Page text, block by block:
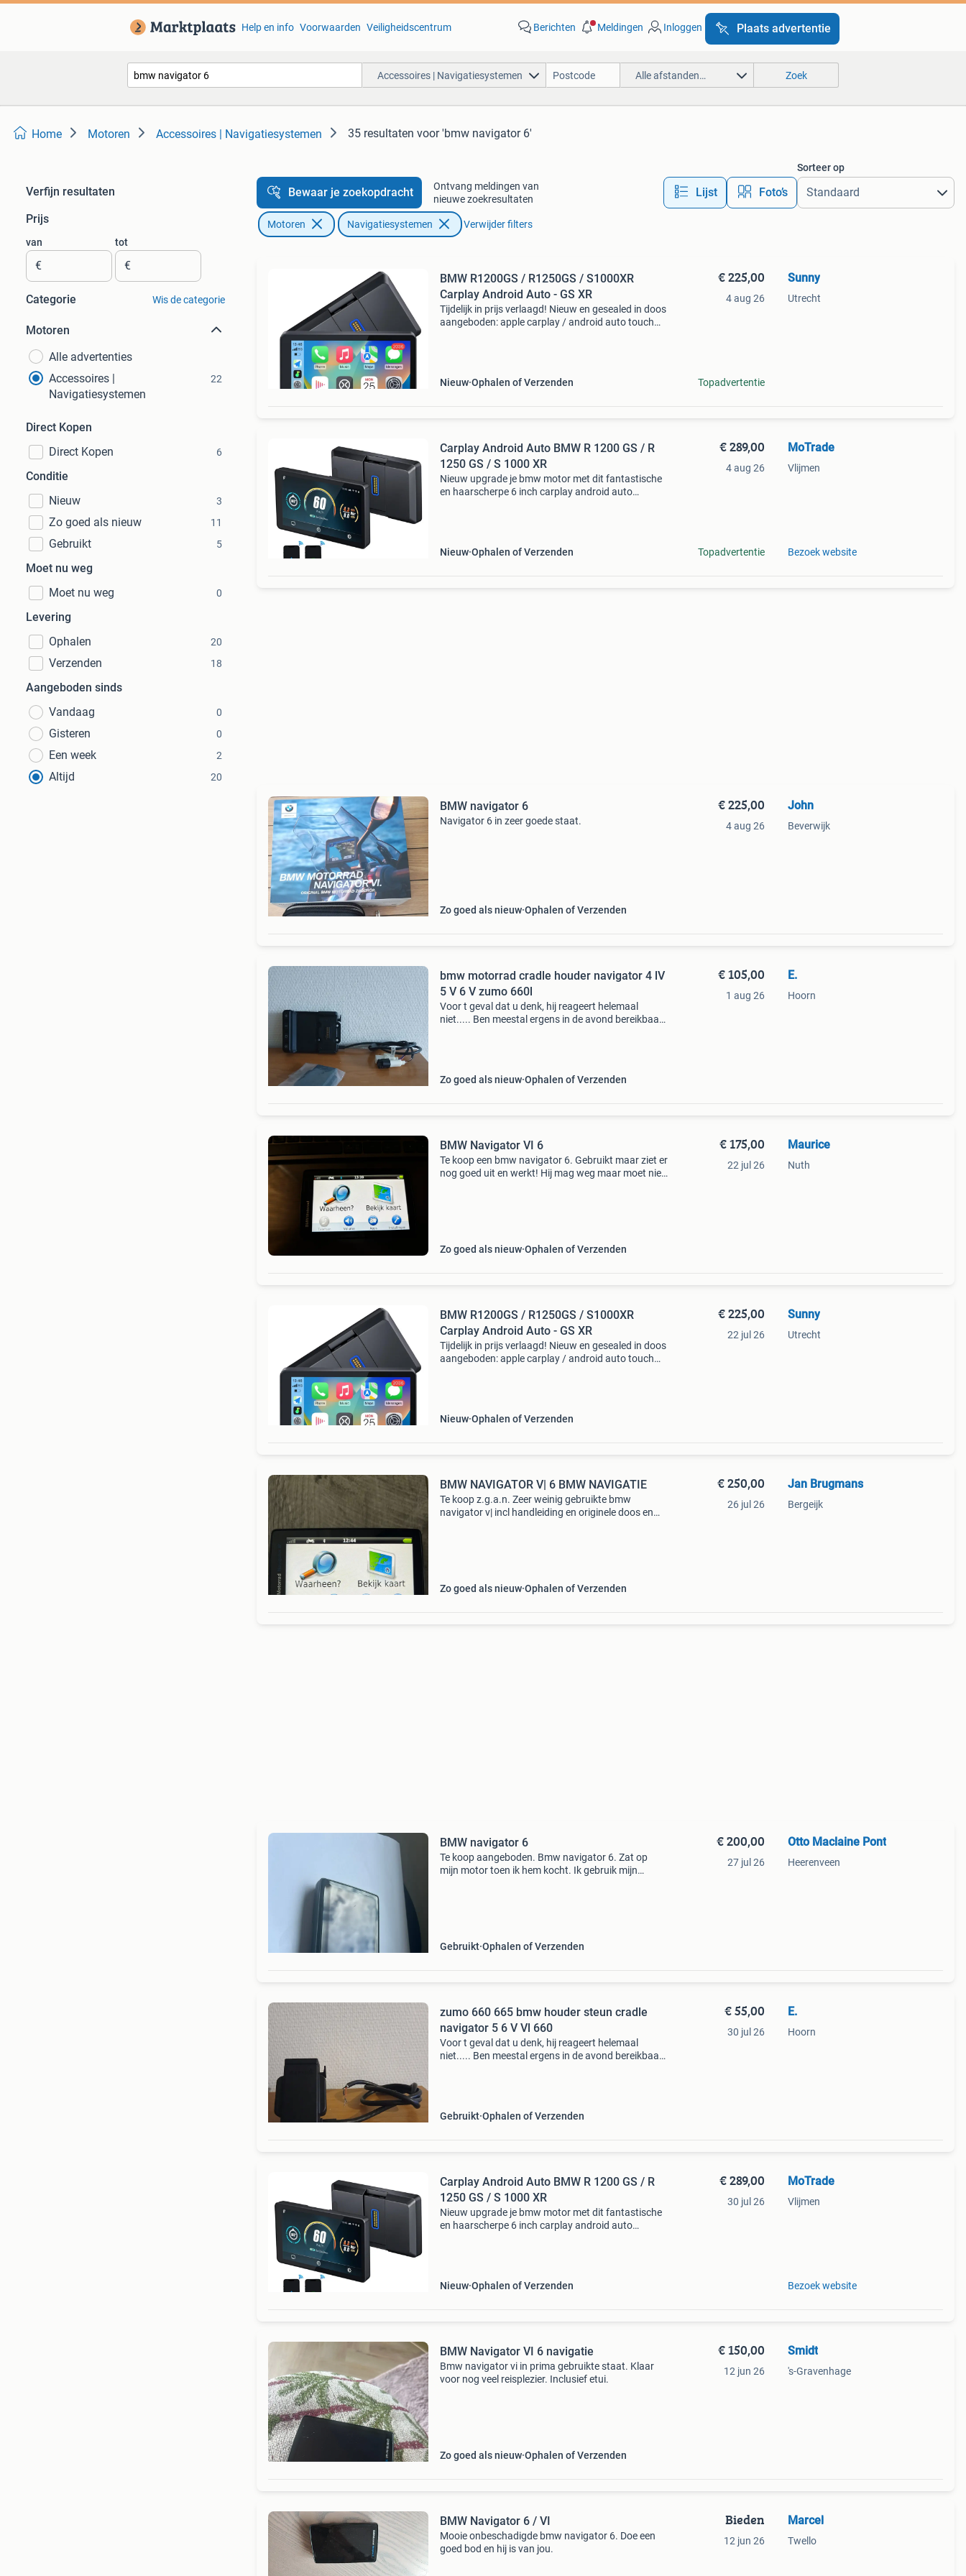
Help en info Voorwaarden Veiligheidscentrum Berichten Meldingen Inloggen Plaats advertentie
Accessoires | Navigatiesystemen Alle afstanden… Zoek
Home Motoren Accessoires | Navigatiesystemen 35 resultaten voor 'bmw navigator 6'
Verfijn resultaten
Prijs
van
€
tot
€
Categorie Wis de categorie
Motoren
Alle advertenties
Accessoires |
Navigatiesystemen
22
Direct Kopen
Direct Kopen
6
Conditie
Nieuw
3
Zo goed als nieuw 11
Gebruikt 5
Moet nu weg
Moet nu weg
0
Levering
Ophalen
20
Verzenden 18
Aangeboden sinds
Vandaag
0
Gisteren 0
Een week 2
Altijd 20
Bewaar je zoekopdracht
Ontvang meldingen van
nieuwe zoekresultaten
Lijst Foto’s
Sorteer op
Motoren Navigatiesystemen Verwijder filters
BMW R1200GS / R1250GS / S1000XR
Carplay Android Auto - GS XR
Tijdelijk in prijs verlaagd! Nieuw en gesealed in doos
aangeboden: apple carplay / android auto touch
Nieuw Ophalen of Verzenden
€ 225,00
4 aug 26
Topadvertentie
Sunny
Utrecht
Carplay Android Auto BMW R 1200 GS / R
1250 GS / S 1000 XR
Nieuw upgrade je bmw motor met dit fantastische
en haarscherpe 6 inch carplay android auto
Nieuw Ophalen of Verzenden
€ 289,00
4 aug 26
Topadvertentie
MoTrade
Vlijmen
Bezoek website
BMW navigator 6
Navigator 6 in zeer goede staat.
Zo goed als nieuw Ophalen of Verzenden
€ 225,00
4 aug 26
John
Beverwijk
bmw motorrad cradle houder navigator 4 lV
5 V 6 V zumo 660l
Voor t geval dat u denk, hij reageert helemaal
niet..... Ben meestal ergens in de avond bereikbaar
Zo goed als nieuw Ophalen of Verzenden
€ 105,00
1 aug 26
E.
Hoorn
BMW Navigator VI 6
Te koop een bmw navigator 6. Gebruikt maar ziet er
nog goed uit en werkt! Hij mag weg maar moet niet
Zo goed als nieuw Ophalen of Verzenden
€ 175,00
22 jul 26
Maurice
Nuth
BMW R1200GS / R1250GS / S1000XR
Carplay Android Auto - GS XR
Tijdelijk in prijs verlaagd! Nieuw en gesealed in doos
aangeboden: apple carplay / android auto touch
Nieuw Ophalen of Verzenden
€ 225,00
22 jul 26
Sunny
Utrecht
BMW NAVIGATOR V| 6 BMW NAVIGATIE
Te koop z.g.a.n. Zeer weinig gebruikte bmw
navigator v| incl handleiding en originele doos en
Zo goed als nieuw Ophalen of Verzenden
€ 250,00
26 jul 26
Jan Brugmans
Bergeijk
BMW navigator 6
Te koop aangeboden. Bmw navigator 6. Zat op
mijn motor toen ik hem kocht. Ik gebruik mijn
Gebruikt Ophalen of Verzenden
€ 200,00
27 jul 26
Otto Maclaine Pont
Heerenveen
zumo 660 665 bmw houder steun cradle
navigator 5 6 V Vl 660
Voor t geval dat u denk, hij reageert helemaal
niet..... Ben meestal ergens in de avond bereikbaar
Gebruikt Ophalen of Verzenden
€ 55,00
30 jul 26
E.
Hoorn
Carplay Android Auto BMW R 1200 GS / R
1250 GS / S 1000 XR
Nieuw upgrade je bmw motor met dit fantastische
en haarscherpe 6 inch carplay android auto
Nieuw Ophalen of Verzenden
€ 289,00
30 jul 26
MoTrade
Vlijmen
Bezoek website
BMW Navigator VI 6 navigatie
Bmw navigator vi in prima gebruikte staat. Klaar
voor nog veel reisplezier. Inclusief etui.
Zo goed als nieuw Ophalen of Verzenden
€ 150,00
12 jun 26
Smidt
's-Gravenhage
BMW Navigator 6 / VI
Mooie onbeschadigde bmw navigator 6. Doe een
goed bod en hij is van jou.
Bieden
12 jun 26
Marcel
Twello